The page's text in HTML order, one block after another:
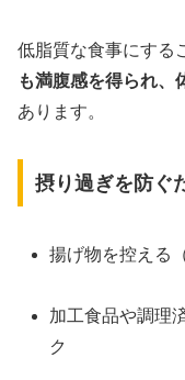
低脂質な食事にする
も満腹感を得られ、
あります。
摂り過ぎを防ぐ
揚げ物を控える
加工食品や調理
ク